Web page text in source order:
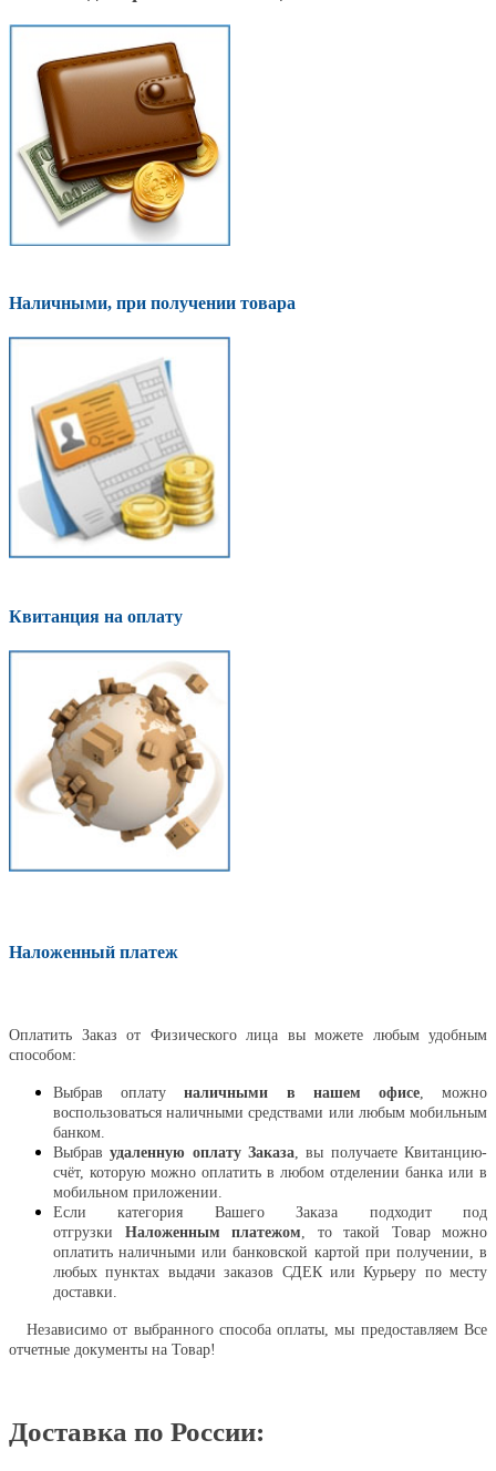
Наличными, при получении товара
Квитанция на оплату
Наложенный платеж
Оплатить Заказ от Физического лица вы можете любым удобным
способом:
Выбрав оплатуналичными в нашем офисе, можно
воспользоваться наличными средствами или любым мобильным
банком.
Выбравудаленную оплату Заказа , вы получаете Квитанцию-
счёт, которую можно оплатить в любом отделении банка или в
мобильном приложении.
Если категория Вашего Заказа подходит под
отгрузки Наложенным платежом , то такой Товар можно
оплатить наличными или банковской картой при получении, в
любых пунктах выдачи заказов СДЕК или Курьеру по месту
доставки.
Независимо от выбранного способа оплаты, мы предоставляем Все
отчетные документы на Товар!
Доставка по России: